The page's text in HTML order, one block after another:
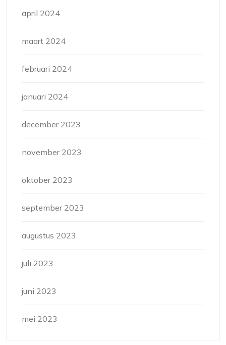
april 2024
maart 2024
februari 2024
januari 2024
december 2023
november 2023
oktober 2023
september 2023
augustus 2023
juli 2023
juni 2023
mei 2023